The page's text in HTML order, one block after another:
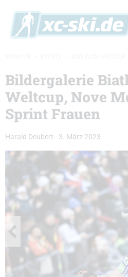
Bildergalerie
Weltcup, Nove
Sprint Frauen
Harald Deubert - 3. März 2023